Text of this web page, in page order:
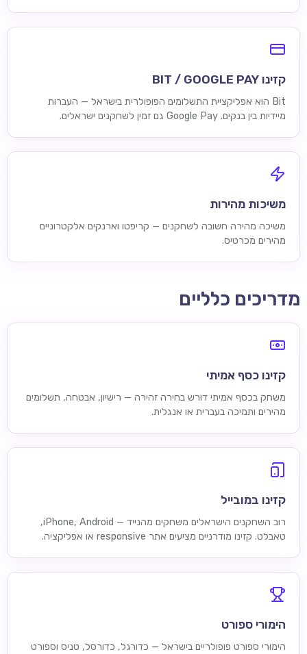
קזינו BIT / GOOGLE PAY
Bit הוא אפליקציית התשלומים הפופולרית בישראל — העברות
מיידיות בין בנקים. Google Pay גם זמין לשחקנים ישראלים.
משיכות מהירות
משיכה מהירה חשובה לשחקנים — קריפטו וארנקים אלקטרוניים
מהירים מכרטיס.
מדריכים כלליים
קזינו כסף אמיתי
משחק בכסף אמיתי דורש בחירה זהירה — רישיון, אבטחה, תשלומים
מהירים ותמיכה בעברית או אנגלית.
קזינו במובייל
רוב השחקנים הישראלים משחקים מהנייד — iPhone, Android,
טאבלט. קזינו מודרניים מציעים אתר responsive או אפליקציה.
הימורי ספורט
הימורי ספורט פופולריים בישראל — כדורגל, כדורסל, טניס וספורט